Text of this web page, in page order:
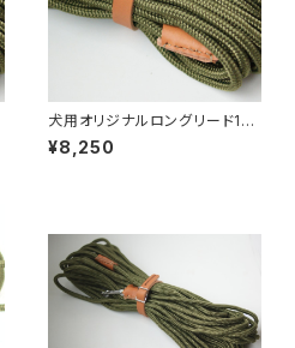
犬用オリジナルロングリード10
m（中型犬・大型犬・超大型犬向
け）【受注製作】LOVE&PEACE
¥8,250